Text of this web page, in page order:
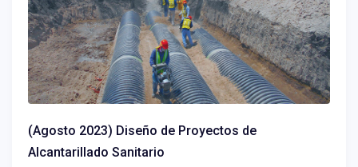
(Agosto 2023) Diseño de Proyectos de
Alcantarillado Sanitario